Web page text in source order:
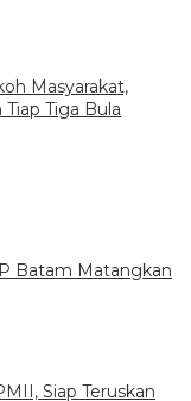
Masyarakat,
Tiga Bula
Batam Matangkan
Siap Teruskan